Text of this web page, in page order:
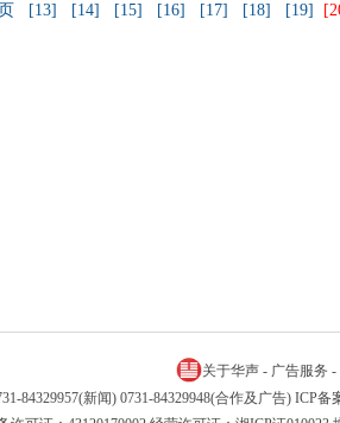
[13] [14] [15] [16] [17] [18] [19]
关于华声 - 广告服务 -
84329957(新闻) 0731-84329948(合作及广告) ICP备